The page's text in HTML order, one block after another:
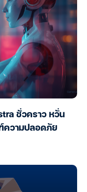
ชั่วคราว หวั่น
ความปลอดภัย